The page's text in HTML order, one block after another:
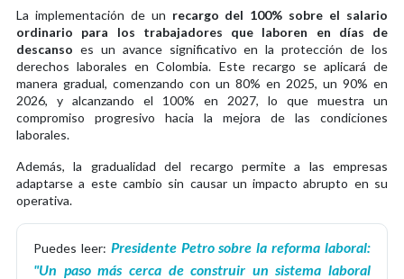
La implementación de un recargo del 100% sobre el salario
ordinario para los trabajadores que laboren en días de
descanso es un avance significativo en la protección de los
derechos laborales en Colombia. Este recargo se aplicará de
manera gradual, comenzando con un 80% en 2025, un 90% en
2026, y alcanzando el 100% en 2027, lo que muestra un
compromiso progresivo hacia la mejora de las condiciones
laborales.
Además, la gradualidad del recargo permite a las empresas
adaptarse a este cambio sin causar un impacto abrupto en su
operativa.
Puedes leer: Presidente Petro sobre la reforma laboral:
"Un paso más cerca de construir un sistema laboral